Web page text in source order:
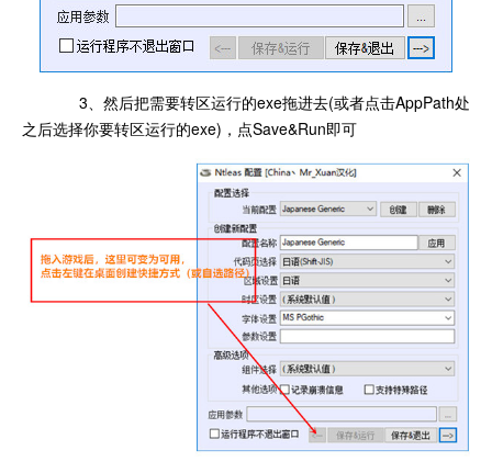
3、然后把需要转区运行的exe拖进去(或者点击AppPath处
之后选择你要转区运行的exe)，点Save&Run即可